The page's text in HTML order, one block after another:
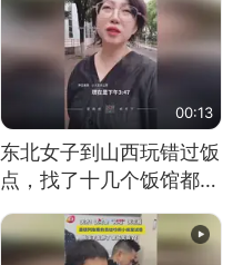
00:13
东北女子到山西玩错过饭
点，找了十几个饭馆都没
开门：午休到几点